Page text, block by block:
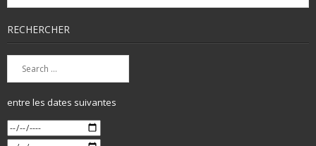
RECHERCHER
entre les dates suivantes